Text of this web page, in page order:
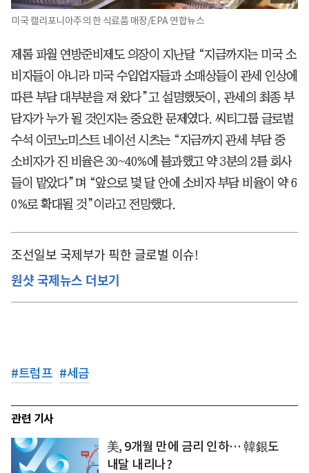
미국 캘리포니아주의 한 식료품 매장/EPA 연합뉴스
제롬 파월 연방준비제도 의장이 지난달 “지금까지는 미국 소
비자들이 아니라 미국 수입업자들과 소매상들이 관세 인상에
따른 부담 대부분을 져 왔다”고 설명했듯이, 관세의 최종 부
담자가 누가 될 것인지는 중요한 문제였다. 씨티그룹 글로벌
수석 이코노미스트 네이선 시츠는 “지금까지 관세 부담 중
소비자가 진 비율은 30~40%에 불과했고 약 3분의 2를 회사
들이 맡았다”며 “앞으로 몇 달 안에 소비자 부담 비율이 약 6
0%로 확대될 것”이라고 전망했다.
조선일보 국제부가 픽한 글로벌 이슈!
원샷 국제뉴스 더보기
#트럼프 #세금
관련 기사
美, 9개월 만에 금리 인하… 韓銀도
내달 내리나?